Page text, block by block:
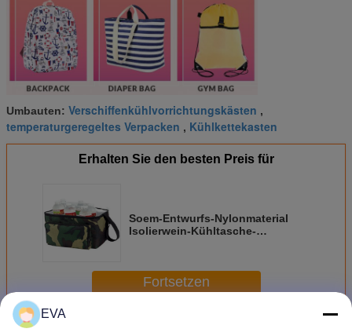
Umbauten: Verschiffenkühlvorrichtungskästen ,
temperaturgeregeltes Verpacken , Kühlkettekasten
Erhalten Sie den besten Preis für
Soem-Entwurfs-Nylonmaterial
Isolierwein-Kühltasche-
Fortsetzen
Mehr
EVA